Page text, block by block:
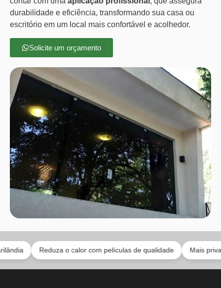
durabilidade e eficiência, transformando sua casa ou
escritório em um local mais confortável e acolhedor.
Solicite um orçamento
Reduza o calor com películas de qualidade Mais privacidade